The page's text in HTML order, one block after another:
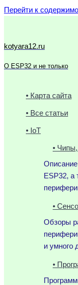
Перейти к
kotyara12.ru
О ESP32 и не только
• Карта сайта
• Все статьи
• IoT
•
ESP32, а
•
Обзоры
и умного
•